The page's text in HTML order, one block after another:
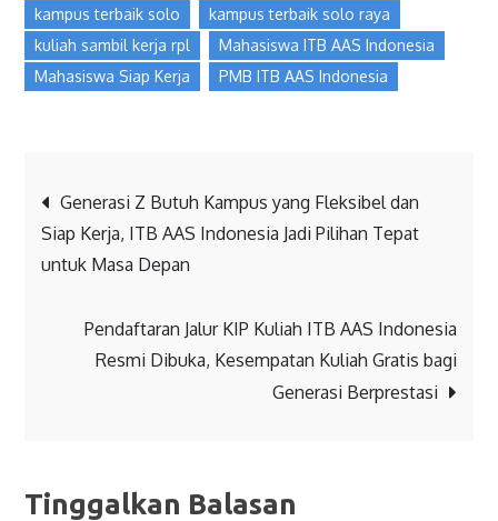
kampus terbaik solo
kampus terbaik solo raya
kuliah sambil kerja rpl
Mahasiswa ITB AAS Indonesia
Mahasiswa Siap Kerja
PMB ITB AAS Indonesia
Generasi Z Butuh Kampus yang Fleksibel dan
Siap Kerja, ITB AAS Indonesia Jadi Pilihan Tepat
untuk Masa Depan
Pendaftaran Jalur KIP Kuliah ITB AAS Indonesia
Resmi Dibuka, Kesempatan Kuliah Gratis bagi
Generasi Berprestasi
Tinggalkan Balasan